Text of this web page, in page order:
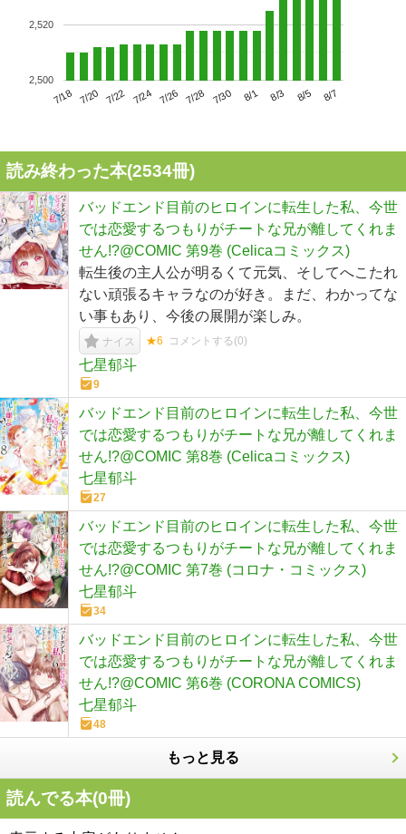
7/18 7/20 7/22 7/24 7/26 7/28 7/30 8/1 8/3 8/5 8/7
2,500
2,520
読み終わった本(2534冊)
バッドエンド目前のヒロインに転生した私、今世
では恋愛するつもりがチートな兄が離してくれま
せん!?@COMIC 第9巻 (Celicaコミックス)
転生後の主人公が明るくて元気、そしてへこたれ
ない頑張るキャラなのが好き。まだ、わかってな
い事もあり、今後の展開が楽しみ。
ナイス ★6 コメントする(0)
七星郁斗
9
バッドエンド目前のヒロインに転生した私、今世
では恋愛するつもりがチートな兄が離してくれま
せん!?@COMIC 第8巻 (Celicaコミックス)
七星郁斗
27
バッドエンド目前のヒロインに転生した私、今世
では恋愛するつもりがチートな兄が離してくれま
せん!?@COMIC 第7巻 (コロナ・コミックス)
七星郁斗
34
バッドエンド目前のヒロインに転生した私、今世
では恋愛するつもりがチートな兄が離してくれま
せん!?@COMIC 第6巻 (CORONA COMICS)
七星郁斗
48
もっと見る
読んでる本(0冊)